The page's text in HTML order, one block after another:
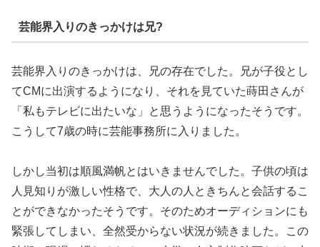
芸能界入りのきっかけは兄?
芸能界入りのきっかけは、兄の存在でした。兄が子役とし
てCMに出演するようになり、それを見ていた蒔田さんが
「私もテレビに出たいな」と思うようになったそうです。
こうして7歳の時に芸能事務所に入りました。
しかし当初は順風満帆とはいきませんでした。子供の頃は
人見知りが激しい性格で、大人の人ときちんと会話するこ
とができなかったそうです。そのためオーディションにも
緊張してしまい、全然受からない状況が続きました。この